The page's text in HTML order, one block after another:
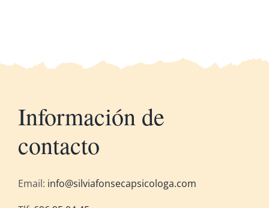
Información de
contacto
Email: info@silviafonsecapsicologa.com